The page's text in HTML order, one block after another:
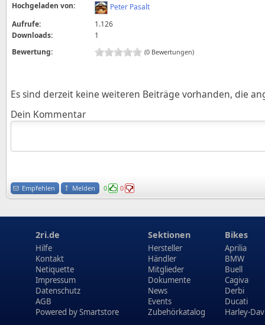
Hochgeladen von:
Peter Pasalt
Aufrufe:
1.126
Downloads:
1
Bewertung:
(0 Bewertungen)
Es sind derzeit keine weiteren Beiträge vorhanden, die
Dein Kommentar
Empfehlen Melden 0 0
2ri.de
Hilfe
Kontakt
Netiquette
Impressum
Datenschutz
AGB
Powered bySmartstore
Sektionen
Hersteller
Händler
Mitglieder
Dokumente
News
Events
Zubehörkatalog
Bikes
Aprilia
BMW
Buell
Cagiva
Derbi
Ducati
Harley-